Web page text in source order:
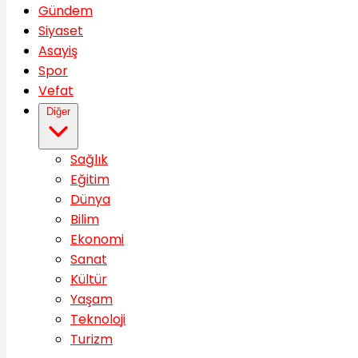
Gündem
Siyaset
Asayiş
Spor
Vefat
Diğer
Sağlık
Eğitim
Dünya
Bilim
Ekonomi
Sanat
Kültür
Yaşam
Teknoloji
Turizm